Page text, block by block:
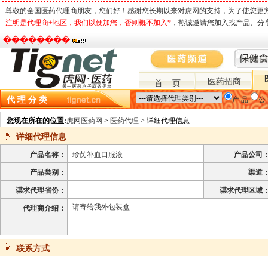
尊敬的全国医药代理商朋友，您们好！感谢您长期以来对虎网的支持，为了使您
注明是代理商+地区，我们以便加您，否则概不加入*，热诚邀请您加入找产品、分
�����ֻ���
首 页 医药招商
代 理 分 类 产 品 公
您现在所在的位置:虎网医药网 > 医药代理 > 详细代理信息
详细代理信息
产品名称： 珍芪补血口服液 产品公司
产品类别： 渠道
谋求代理省份： 谋求代理区域
代理商介绍： 请寄给我外包装盒
联系方式